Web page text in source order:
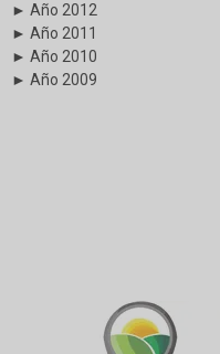
► Año 2012
► Año 2011
► Año 2010
► Año 2009